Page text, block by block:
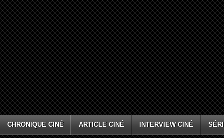
CHRONIQUE CINÉ ARTICLE CINÉ INTERVIEW CINÉ